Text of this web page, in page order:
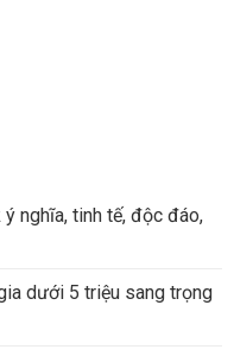
nghĩa, tinh tế, độc đáo,
dưới 5 triệu sang trọng